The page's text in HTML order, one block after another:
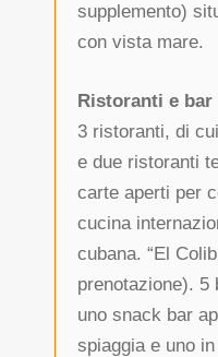
supplemento)
con vista mare.
Ristoranti e bar
3 ristoranti, di
e due ristoranti
carte aperti per
cucina
cubana. “El
prenotazione). 5
uno snack bar
spiaggia e uno